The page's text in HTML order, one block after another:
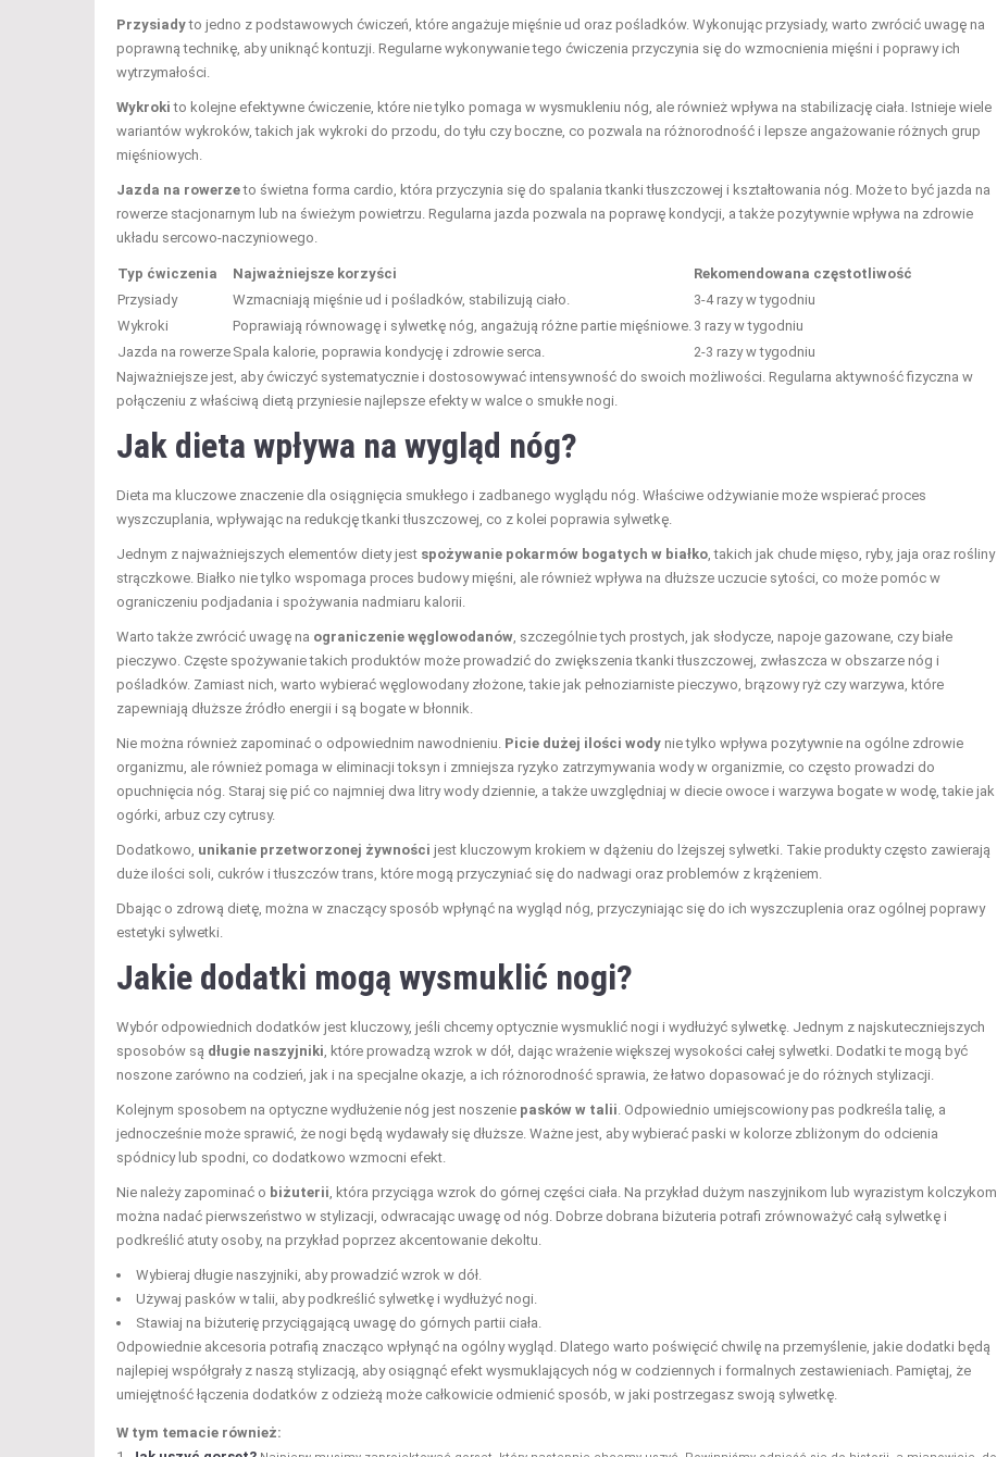
Przysiadyto jedno z podstawowych ćwiczeń, które angażuje mięśnie ud oraz pośladków. Wykonując przysiady, warto zwrócić uwagę na
poprawną technikę, aby uniknąć kontuzji. Regularne wykonywanie tego ćwiczenia przyczynia się do wzmocnienia mięśni i poprawy ich
wytrzymałości.
Wykroki to kolejne efektywne ćwiczenie, które nie tylko pomaga w wysmukleniu nóg, ale również wpływa na stabilizację ciała. Istnieje wiele
wariantów wykroków, takich jak wykroki do przodu, do tyłu czy boczne, co pozwala na różnorodność i lepsze angażowanie różnych grup
mięśniowych.
Jazda na rowerzeto świetna forma cardio, która przyczynia się do spalania tkanki tłuszczowej i kształtowania nóg. Może to być jazda na
rowerze stacjonarnym lub na świeżym powietrzu. Regularna jazda pozwala na poprawę kondycji, a także pozytywnie wpływa na zdrowie
układu sercowo-naczyniowego.
Typ ćwiczenia Najważniejsze korzyści
Rekomendowana częstotliwość
Przysiady
Wzmacniają mięśnie ud i pośladków, stabilizują ciało.
3-4 razy w tygodniu
Wykroki
Poprawiają równowagę i sylwetkę nóg, angażują różne partie mięśniowe. 3 razy w tygodniu
Jazda na rowerze Spala kalorie, poprawia kondycję i zdrowie serca.
2-3 razy w tygodniu
Najważniejsze jest, aby ćwiczyć systematycznie i dostosowywać intensywność do swoich możliwości. Regularna aktywność fizyczna w
połączeniu z właściwą dietą przyniesie najlepsze efekty w walce o smukłe nogi.
Jak dieta wpływa na wygląd nóg?
Dieta ma kluczowe znaczenie dla osiągnięcia smukłego i zadbanego wyglądu nóg. Właściwe odżywianie może wspierać proces
wyszczuplania, wpływając na redukcję tkanki tłuszczowej, co z kolei poprawia sylwetkę.
Jednym z najważniejszych elementów diety jest spożywanie pokarmów bogatych w białko, takich jak chude mięso, ryby, jaja oraz rośliny
strączkowe. Białko nie tylko wspomaga proces budowy mięśni, ale również wpływa na dłuższe uczucie sytości, co może pomóc w
ograniczeniu podjadania i spożywania nadmiaru kalorii.
Warto także zwrócić uwagę na ograniczenie węglowodanów, szczególnie tych prostych, jak słodycze, napoje gazowane, czy białe
pieczywo. Częste spożywanie takich produktów może prowadzić do zwiększenia tkanki tłuszczowej, zwłaszcza w obszarze nóg i
pośladków. Zamiast nich, warto wybierać węglowodany złożone, takie jak pełnoziarniste pieczywo, brązowy ryż czy warzywa, które
zapewniają dłuższe źródło energii i są bogate w błonnik.
Nie można również zapominać o odpowiednim nawodnieniu. Picie dużej ilości wody nie tylko wpływa pozytywnie na ogólne zdrowie
organizmu, ale również pomaga w eliminacji toksyn i zmniejsza ryzyko zatrzymywania wody w organizmie, co często prowadzi do
opuchnięcia nóg. Staraj się pić co najmniej dwa litry wody dziennie, a także uwzględniaj w diecie owoce i warzywa bogate w wodę, takie jak
ogórki, arbuz czy cytrusy.
Dodatkowo, unikanie przetworzonej żywności jest kluczowym krokiem w dążeniu do lżejszej sylwetki. Takie produkty często zawierają
duże ilości soli, cukrów i tłuszczów trans, które mogą przyczyniać się do nadwagi oraz problemów z krążeniem.
Dbając o zdrową dietę, można w znaczący sposób wpłynąć na wygląd nóg, przyczyniając się do ich wyszczuplenia oraz ogólnej poprawy
estetyki sylwetki.
Jakie dodatki mogą wysmuklić nogi?
Wybór odpowiednich dodatków jest kluczowy, jeśli chcemy optycznie wysmuklić nogi i wydłużyć sylwetkę. Jednym z najskuteczniejszych
sposobów są długie naszyjniki, które prowadzą wzrok w dół, dając wrażenie większej wysokości całej sylwetki. Dodatki te mogą być
noszone zarówno na codzień, jak i na specjalne okazje, a ich różnorodność sprawia, że łatwo dopasować je do różnych stylizacji.
Kolejnym sposobem na optyczne wydłużenie nóg jest noszenie pasków w talii. Odpowiednio umiejscowiony pas podkreśla talię, a
jednocześnie może sprawić, że nogi będą wydawały się dłuższe. Ważne jest, aby wybierać paski w kolorze zbliżonym do odcienia
spódnicy lub spodni, co dodatkowo wzmocni efekt.
Nie należy zapominać o biżuterii, która przyciąga wzrok do górnej części ciała. Na przykład dużym naszyjnikom lub wyrazistym kolczykom
można nadać pierwszeństwo w stylizacji, odwracając uwagę od nóg. Dobrze dobrana biżuteria potrafi zrównoważyć całą sylwetkę i
podkreślić atuty osoby, na przykład poprzez akcentowanie dekoltu.
Wybieraj długie naszyjniki, aby prowadzić wzrok w dół.
Używaj pasków w talii, aby podkreślić sylwetkę i wydłużyć nogi.
Stawiaj na biżuterię przyciągającą uwagę do górnych partii ciała.
Odpowiednie akcesoria potrafią znacząco wpłynąć na ogólny wygląd. Dlatego warto poświęcić chwilę na przemyślenie, jakie dodatki będą
najlepiej współgrały z naszą stylizacją, aby osiągnąć efekt wysmuklających nóg w codziennych i formalnych zestawieniach. Pamiętaj, że
umiejętność łączenia dodatków z odzieżą może całkowicie odmienić sposób, w jaki postrzegasz swoją sylwetkę.
W tym temacie również: